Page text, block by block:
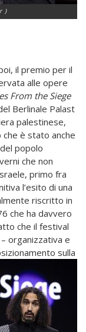
)
il premio per il
alle opere
From the Siege
Berlinale Palast
palestinese,
è stato anche
popolo
che non
primo fra
l’esito di una
riscritto in
che ha davvero
che il festival
organizzativa e
sulla